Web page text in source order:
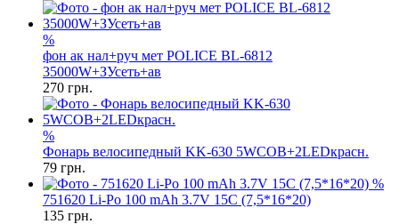
%
фон ак нал+руч мет POLICE BL-6812
35000W+ЗУсеть+ав
270 грн.
%
Фонарь велосипедный KK-630 5WCOB+2LEDкрасн.
79 грн.
%
751620 Li-Po 100 mAh 3.7V 15C (7,5*16*20)
135 грн.